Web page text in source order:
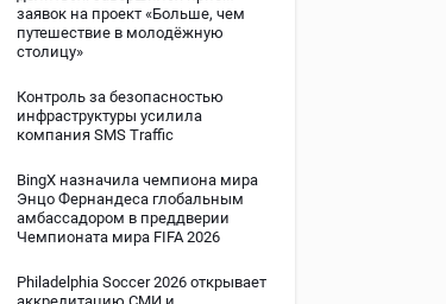
заявок на проект «Больше, чем
путешествие в молодёжную
столицу»
Контроль за безопасностью
инфраструктуры усилила
компания SMS Traffic
BingX назначила чемпиона мира
Энцо Фернандеса глобальным
амбассадором в преддверии
Чемпионата мира FIFA 2026
Philadelphia Soccer 2026 открывает